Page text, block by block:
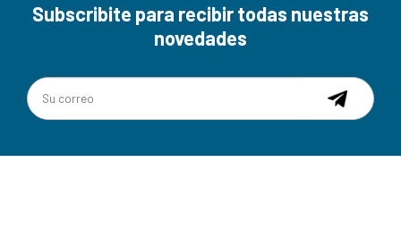
Subscribite para recibir todas nuestras
novedades